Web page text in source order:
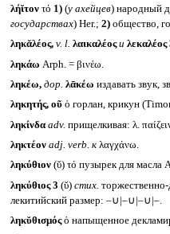
λήῐτον τό 1)(у ахейцев) народный
государствах) Her.; 2)общество,
ληκᾰλέος, v. l. λαικαλέοςи λεκαλέος
ληκάω Arph. = βινέω.
ληκέω, дор. λᾱκέω издавать звук,
ληκητής, οῦὁ горлан, крикун
ληκίνδα adv. прищелкивая: λ.
ληκτέον adj. verb. кλαγχάνω.
ληκύθιον(ῠ) τό пузырек для масла
ληκύθιος 3 (ῠ) стих. торжественно-
лекитийский размер: ‒∪|‒∪|‒∪|‒.
ληκῠθισμόςὁ напыщенное